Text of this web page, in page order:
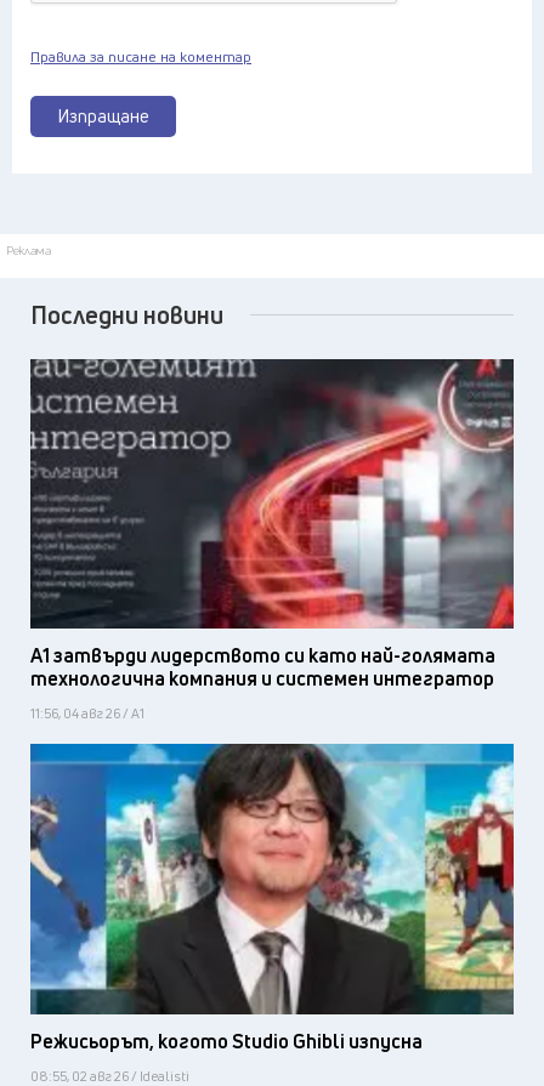
Изпращане
Правила за писане на коментар
Реклама
Последни новини
А1 затвърди лидерството си като най-голямата
технологична компания и системен интегратор
11:56, 04 авг 26 / А1
Режисьорът, когото Studio Ghibli изпусна
08:55, 02 авг 26 / Idealisti